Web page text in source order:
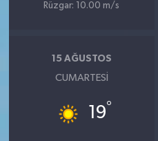
Rüzgar: 10.00 m/s
15 AĞUSTOS
CUMARTESI
19°